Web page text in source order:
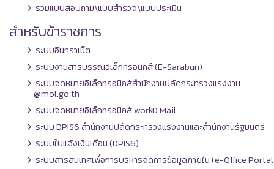
รวมแบบสอบถาม\แบบสำรวจ\แบบประเมิน
สำหรับข้าราชการ
ระบบอินทราเน็ต
ระบบงานสารบรรณอิเล็กทรอนิกส์ (E-Sarabun)
ระบบจดหมายอิเล็กทรอนิกส์สำนักงานปลัดกระทรวงแรงงาน
@mol.go.th
ระบบจดหมายอิเล็กทรอนิกส์ workD Mail
ระบบ DPIS6 สำนักงานปลัดกระทรวงแรงงานและสำนักงานรัฐมนตรี
ระบบใบแจ้งเงินเดือน (DPIS6)
ระบบสารสนเทศเพื่อการบริหารจัดการข้อมูลภายใน (e-Office